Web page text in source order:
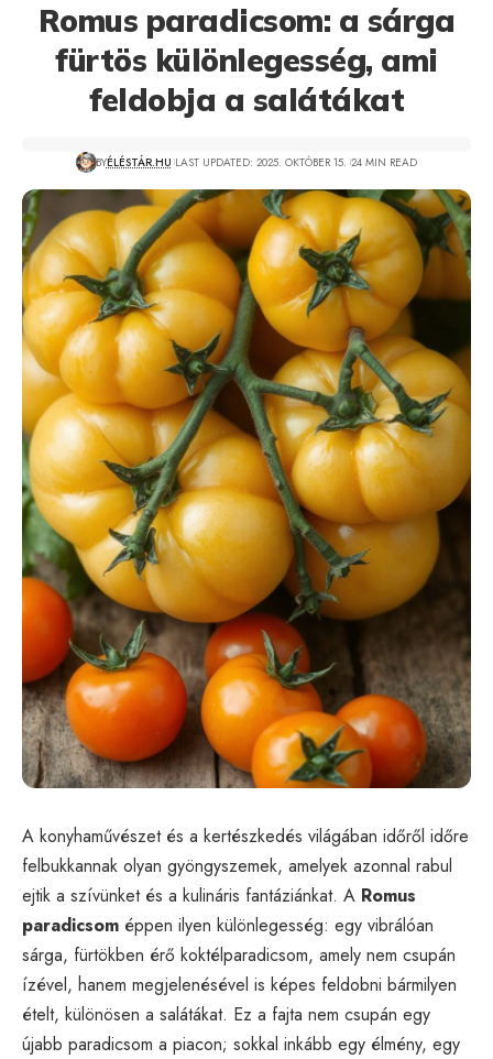
Romus paradicsom: a sárga
fürtös különlegesség, ami
feldobja a salátákat
BYÉLÉSTÁR.HU LAST UPDATED: 2025. OKTÓBER 15. 24 MIN READ
A konyhaművészet és a kertészkedés világában időről időre
felbukkannak olyan gyöngyszemek, amelyek azonnal rabul
ejtik a szívünket és a kulináris fantáziánkat. A Romus
paradicsom éppen ilyen különlegesség: egy vibrálóan
sárga, fürtökben érő koktélparadicsom, amely nem csupán
ízével, hanem megjelenésével is képes feldobni bármilyen
ételt, különösen a salátákat. Ez a fajta nem csupán egy
újabb paradicsom a piacon; sokkal inkább egy élmény, egy